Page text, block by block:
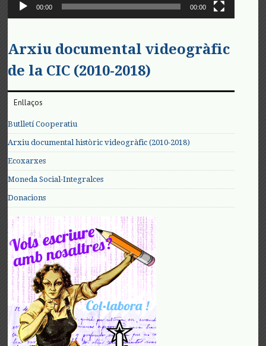
00:00 00:00
Arxiu documental videogràfic
de la CIC (2010-2018)
Enllaços
Butlletí Cooperatiu
Arxiu documental històric videogràfic (2010-2018)
Ecoxarxes
Moneda Social-Integralces
Donacions